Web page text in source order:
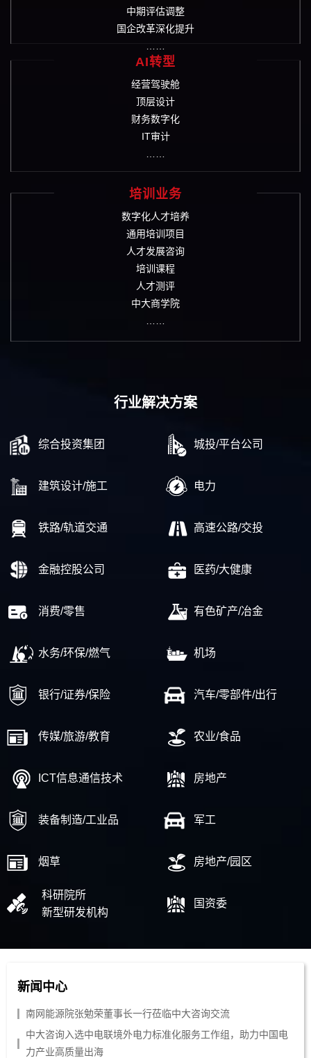
中期评估调整
国企改革深化提升
AI转型
经营驾驶舱
顶层设计
财务数字化
IT审计
培训业务
数字化人才培养
通用培训项目
人才发展咨询
培训课程
人才测评
中大商学院
行业解决方案
综合投资集团 城投/平台公司
建筑设计/施工 电力
铁路/轨道交通 高速公路/交投
金融控股公司 医药/大健康
消费/零售 有色矿产/冶金
水务/环保/燃气 机场
银行/证券/保险 汽车/零部件/出行
传媒/旅游/教育 农业/食品
ICT信息通信技术 房地产
装备制造/工业品 军工
烟草 房地产/园区
科研院所
新型研发机构
国资委
新闻中心
南网能源院张勉荣董事长一行莅临中大咨询交流
中大咨询入选中电联境外电力标准化服务工作组，助力中国电
力产业高质量出海